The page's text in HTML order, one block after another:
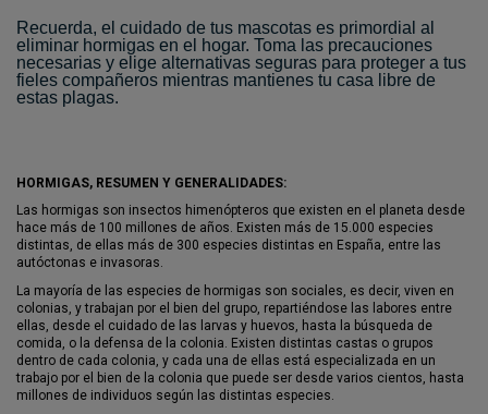
Recuerda, el cuidado de tus mascotas es primordial al
eliminar hormigas en el hogar. Toma las precauciones
necesarias y elige alternativas seguras para proteger a tus
fieles compañeros mientras mantienes tu casa libre de
estas plagas.
HORMIGAS, RESUMEN Y GENERALIDADES:
Las hormigas son insectos himenópteros que existen en el planeta desde
hace más de 100 millones de años. Existen más de 15.000 especies
distintas, de ellas más de 300 especies distintas en España, entre las
autóctonas e invasoras.
La mayoría de las especies de hormigas son sociales, es decir, viven en
colonias, y trabajan por el bien del grupo, repartiéndose las labores entre
ellas, desde el cuidado de las larvas y huevos, hasta la búsqueda de
comida, o la defensa de la colonia. Existen distintas castas o grupos
dentro de cada colonia, y cada una de ellas está especializada en un
trabajo por el bien de la colonia que puede ser desde varios cientos, hasta
millones de individuos según las distintas especies.